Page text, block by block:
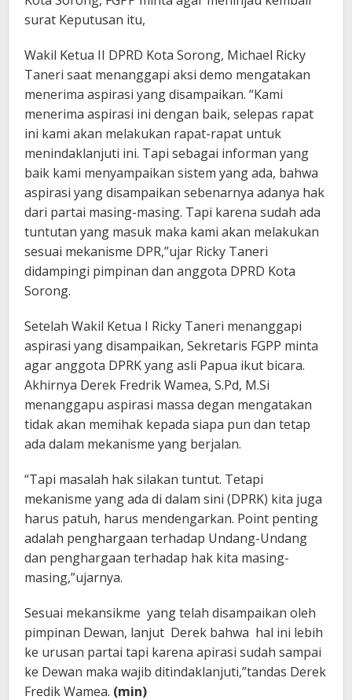
surat Keputusan itu,
Wakil Ketua II DPRD Kota Sorong, Michael Ricky
Taneri saat menanggapi aksi demo mengatakan
menerima aspirasi yang disampaikan. “Kami
menerima aspirasi ini dengan baik, selepas rapat
ini kami akan melakukan rapat-rapat untuk
menindaklanjuti ini. Tapi sebagai informan yang
baik kami menyampaikan sistem yang ada, bahwa
aspirasi yang disampaikan sebenarnya adanya hak
dari partai masing-masing. Tapi karena sudah ada
tuntutan yang masuk maka kami akan melakukan
sesuai mekanisme DPR,”ujar Ricky Taneri
didampingi pimpinan dan anggota DPRD Kota
Sorong.
Setelah Wakil Ketua I Ricky Taneri menanggapi
aspirasi yang disampaikan, Sekretaris FGPP minta
agar anggota DPRK yang asli Papua ikut bicara.
Akhirnya Derek Fredrik Wamea, S.Pd, M.Si
menanggapu aspirasi massa degan mengatakan
tidak akan memihak kepada siapa pun dan tetap
ada dalam mekanisme yang berjalan.
“Tapi masalah hak silakan tuntut. Tetapi
mekanisme yang ada di dalam sini (DPRK) kita juga
harus patuh, harus mendengarkan. Point penting
adalah penghargaan terhadap Undang-Undang
dan penghargaan terhadap hak kita masing-
masing,”ujarnya.
Sesuai mekansikme yang telah disampaikan oleh
pimpinan Dewan, lanjut Derek bahwa hal ini lebih
ke urusan partai tapi karena apirasi sudah sampai
ke Dewan maka wajib ditindaklanjuti,”tandas Derek
Fredik Wamea. (min)